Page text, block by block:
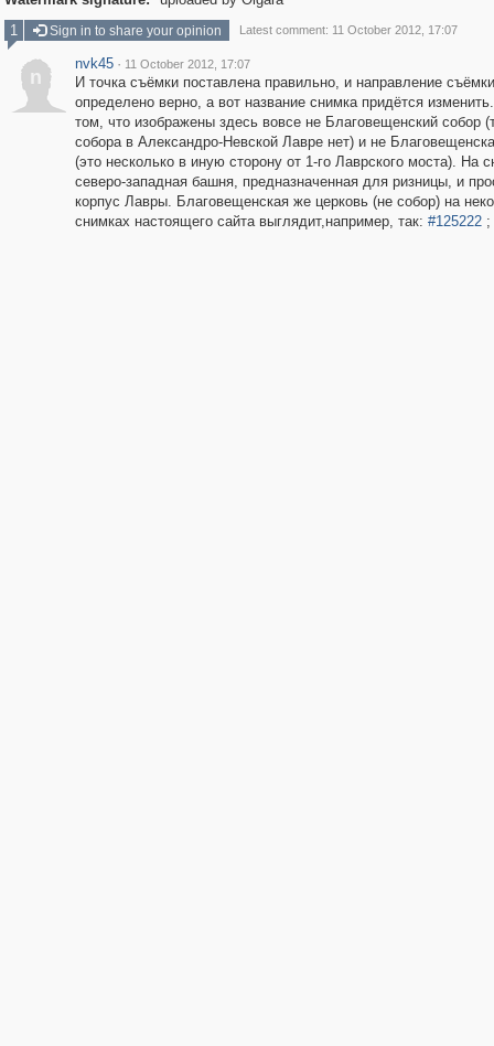
1
Sign in to share your opinion Latest comment: 11 October 2012, 17:07
n
nvk45 · 11 October 2012, 17:07
И точка съёмки поставлена правильно, и направление съёмки
определено верно, а вот название снимка придётся
том, что изображены здесь вовсе не Благовещенский собор
собора в Александро-Невской Лавре нет) и не
(это несколько в иную сторону от 1-го Лаврского моста). На
северо-западная башня, предназначенная для ризницы, и
корпус Лавры. Благовещенская же церковь (не собор) на
снимках настоящего сайта выглядит,например, так: #125222;